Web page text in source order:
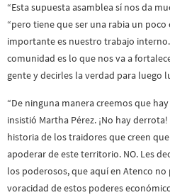
“Esta supuesta asamblea sí nos da
“pero tiene que ser una rabia un
importante es nuestro trabajo
comunidad es lo que nos va a
gente y decirles la verdad para luego
“De ninguna manera creemos que
insistió Martha Pérez. ¡No hay
historia de los traidores que creen
apoderar de este territorio. NO. Les
los poderosos, que aquí en Atenco
voracidad de estos poderes